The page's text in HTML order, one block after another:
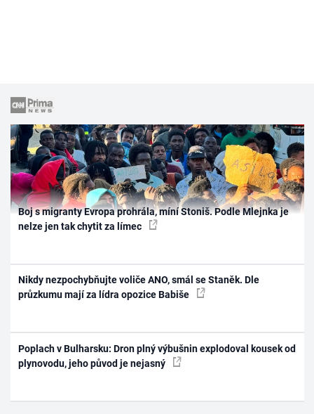
Boj s migranty Evropa prohrála, míní Stoniš. Podle Mlejnka je
nelze jen tak chytit za límec
Nikdy nezpochybňujte voliče ANO, smál se Staněk. Dle
průzkumu mají za lídra opozice Babiše
Poplach v Bulharsku: Dron plný výbušnin explodoval kousek od
plynovodu, jeho původ je nejasný